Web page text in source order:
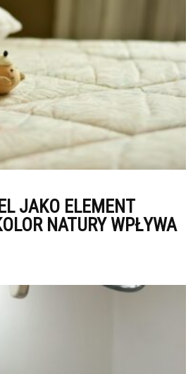
JAKO ELEMENT
NATURY WPŁYWA